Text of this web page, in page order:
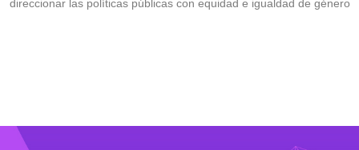
direccionar las políticas públicas con equidad e igualdad de género